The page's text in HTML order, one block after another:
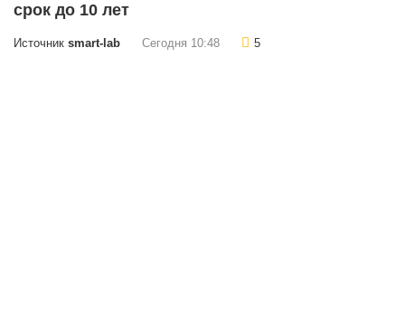
срок до 10 лет
Источник smart-lab Сегодня 10:48 5